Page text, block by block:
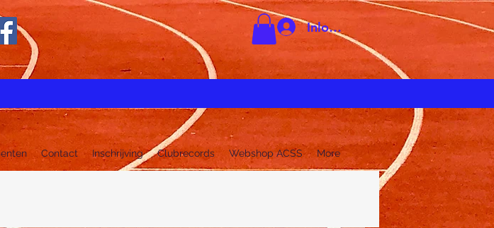
Inloggen
Contact Inschrijving Clubrecords Webshop ACSS More